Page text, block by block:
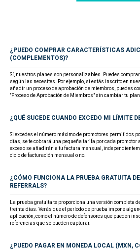
¿PUEDO COMPRAR CARACTERÍSTICAS
(COMPLEMENTOS)?
Sí, nuestros planes son personalizables. Puedes
según las necesites. Por ejemplo, si estás inscrito en
añadir un proceso de aprobación de miembros, puedes
"Proceso de Aprobación de Miembros" sin cambiar tu plan
¿QUÉ SUCEDE CUANDO EXCEDO MI LÍMITE
Si excedes el número máximo de promotores permitidos
días, se te cobrará una pequeña tarifa por cada
exceso se añadirán a tu factura mensual,
ciclo de facturación mensual o no.
¿CÓMO FUNCIONA LA PRUEBA GRATUITA
REFERRALS?
La prueba gratuita te proporciona una versión completa
treinta días. Verás que el período de prueba impone
aplicación, como el número de defensores que pueden
referencias que se pueden capturar.
¿PUEDO PAGAR EN MONEDA LOCAL (MXN,